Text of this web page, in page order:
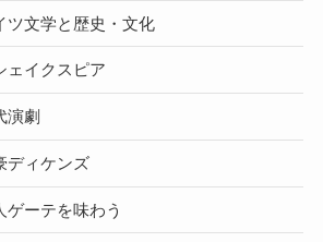
ツ文学と歴史・文化
ェイクスピア
演劇
ディケンズ
ゲーテを味わう